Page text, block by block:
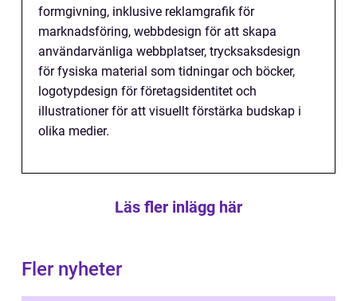
formgivning, inklusive reklamgrafik för
marknadsföring, webbdesign för att skapa
användarvänliga webbplatser, trycksaksdesign
för fysiska material som tidningar och böcker,
logotypdesign för företagsidentitet och
illustrationer för att visuellt förstärka budskap i
olika medier.
Läs fler inlägg här
Fler nyheter